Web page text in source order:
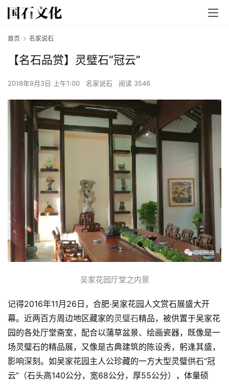
首页 名家说石
【名石品赏】灵璧石“冠云”
2018年9月3日 上午1:00 名家说石 阅读 3546
吴家花园厅堂之内景
记得2016年11月26日，合肥·吴家花园人文赏石展盛大开
幕。近两百方周边地区藏家的灵璧石精品，被供置于吴家花
园的各处厅堂斋室，配合以蒲草盆景、绘画瓷器，既像是一
场灵璧石的精品展，又像是古典建筑的陈设秀，躬逢其盛，
影响深刻。如吴家花园主人公珍藏的一方大型灵璧供石“冠
云”（石头高140公分，宽68公分，厚55公分），体量硕